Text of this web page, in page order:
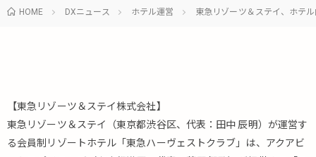
HOME DXニュース ホテル運営 東急リゾーツ＆ステイ、ホテ
【東急リゾーツ＆ステイ株式会社】
東急リゾーツ＆ステイ（東京都渋谷区、代表：田中 辰明）が運営す
る会員制リゾートホテル「東急ハーヴェストクラブ」は、アクアビ